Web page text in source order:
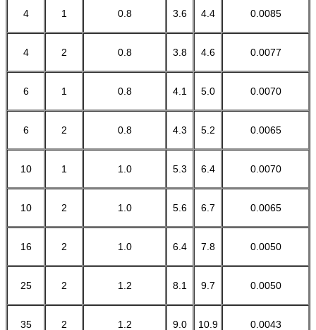
4 1 0.8 3.6 4.4 0.0085
4 2 0.8 3.8 4.6 0.0077
6 1 0.8 4.1 5.0 0.0070
6 2 0.8 4.3 5.2 0.0065
10 1 1.0 5.3 6.4 0.0070
10 2 1.0 5.6 6.7 0.0065
16 2 1.0 6.4 7.8 0.0050
25 2 1.2 8.1 9.7 0.0050
35 2 1.2 9.0 10.9 0.0043